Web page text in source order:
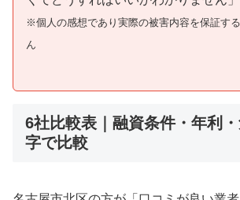
※個人の感想であり実際の被害内容を保証す
ん
6社比較表｜融資条件・年利
字で比較